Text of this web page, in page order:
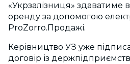
«Укрзалізниця» здаватиме
оренду за допомогою
ProZorro.Продажі.
Керівництво УЗ уже
договір із